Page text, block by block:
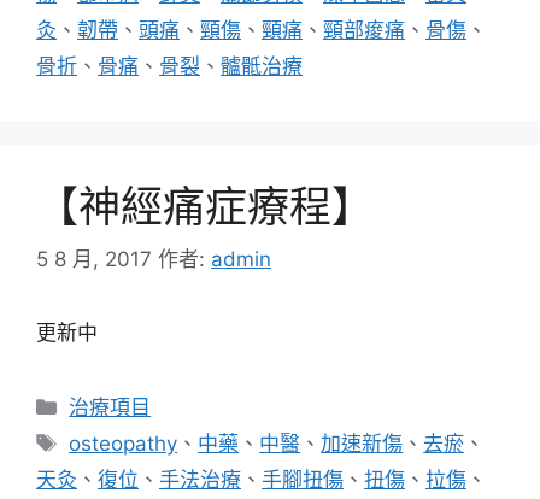
灸 、 韌帶 、 頭痛 、 頸傷 、 頸痛 、 頸部痠痛 、 骨傷 、
骨折 、 骨痛 、 骨裂 、 髗骶治療
【神經痛症療程】
5 8 月, 2017 作者: admin
更新中
分
類
治療項目
標
籤
osteopathy 、 中藥 、 中醫 、加速新傷 、去瘀 、
天灸 、 復位 、 手法治療 、 手腳扭傷 、 扭傷 、 拉傷 、